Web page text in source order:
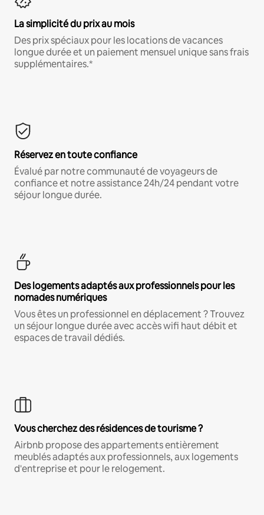
La simplicité du prix au mois
Des prix spéciaux pour les locations de vacances
longue durée et un paiement mensuel unique sans frais
supplémentaires.*
Réservez en toute confiance
Évalué par notre communauté de voyageurs de
confiance et notre assistance 24h/24 pendant votre
séjour longue durée.
Des logements adaptés aux professionnels pour les
nomades numériques
Vous êtes un professionnel en déplacement ? Trouvez
un séjour longue durée avec accès wifi haut débit et
espaces de travail dédiés.
Vous cherchez des résidences de tourisme ?
Airbnb propose des appartements entièrement
meublés adaptés aux professionnels, aux logements
d'entreprise et pour le relogement.